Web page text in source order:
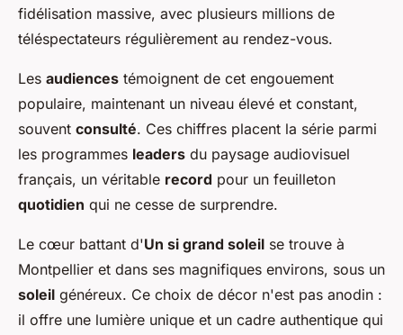
fidélisation massive, avec plusieurs millions de
téléspectateurs régulièrement au rendez-vous.
Les audiences témoignent de cet engouement
populaire, maintenant un niveau élevé et constant,
souvent consulté. Ces chiffres placent la série parmi
les programmes leaders du paysage audiovisuel
français, un véritable record pour un feuilleton
quotidien qui ne cesse de surprendre.
Le cœur battant d'Un si grand soleil se trouve à
Montpellier et dans ses magnifiques environs, sous un
soleil généreux. Ce choix de décor n'est pas anodin :
il offre une lumière unique et un cadre authentique qui